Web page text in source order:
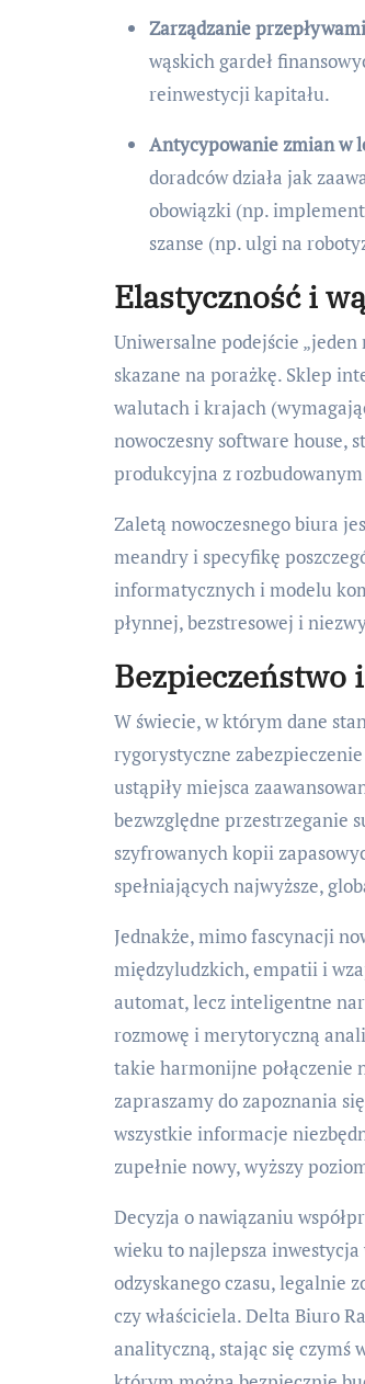
Zarządzanie
wąskich gardeł
reinwestycji kapitału.
Antycypowanie zmian w
doradców działa jak
obowiązki (np.
szanse (np. ulgi na
Elastyczność i
Uniwersalne podejście
skazane na porażkę. Sklep
walutach i krajach
nowoczesny software house,
produkcyjna z rozbudowanym
Zaletą nowoczesnego biura
meandry i specyfikę
informatycznych i modelu
płynnej, bezstresowej i
Bezpieczeństwo
W świecie, w którym dane
rygorystyczne
ustąpiły miejsca
bezwzględne przestrzeganie
szyfrowanych kopii
spełniających najwyższe,
Jednakże, mimo fascynacji
międzyludzkich, empatii i
automat, lecz inteligentne
rozmowę i merytoryczną
takie harmonijne połączenie
zapraszamy do zapoznania
wszystkie informacje
zupełnie nowy, wyższy
Decyzja o nawiązaniu
wieku to najlepsza inwestycja
odzyskanego czasu, legalnie
czy właściciela. Delta Biuro
analityczną, stając się czymś